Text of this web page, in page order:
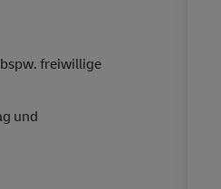
freiwillige
und